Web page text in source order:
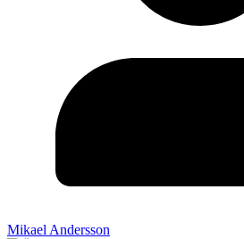
Mikael Andersson